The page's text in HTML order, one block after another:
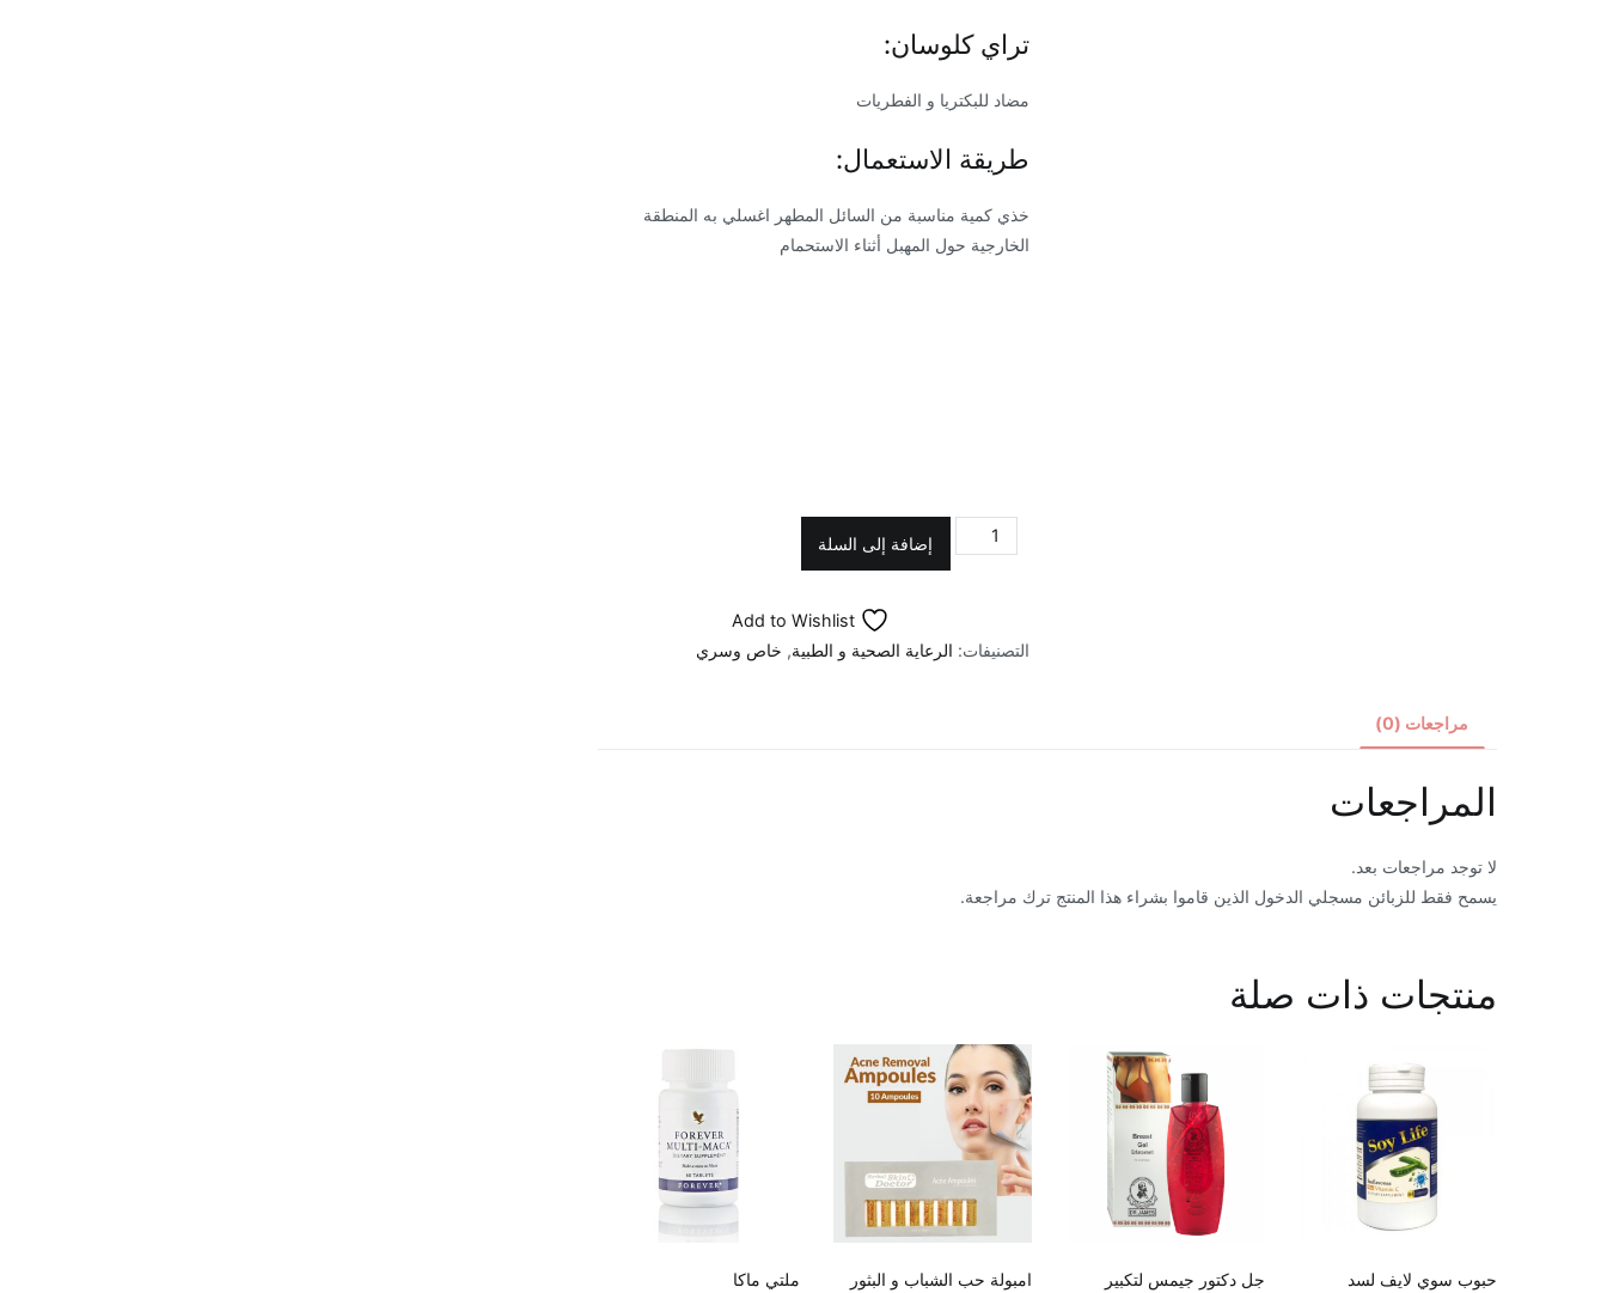
تراي كلوسان:
مضاد للبكتريا و الفطريات
طريقة الاستعمال:
خذي كمية مناسبة من السائل المطهر اغسلي به المنطقة
الخارجية حول المهبل أثناء الاستحمام
كمية
غسول
للمناطق
إضافة إلى السلة
Add to Wishlist
التصنيفات: الرعاية الصحية و الطبية, خاص وسري
مراجعات (0)
المراجعات
لا توجد مراجعات بعد.
يسمح فقط للزبائن مسجلي الدخول الذين قاموا بشراء هذا المنتج ترك مراجعة.
منتجات ذات صلة
حبوب سوي لايف لسد
جل دكتور جيمس لتكبير
امبولة حب الشباب و البثور ملتي ماكا